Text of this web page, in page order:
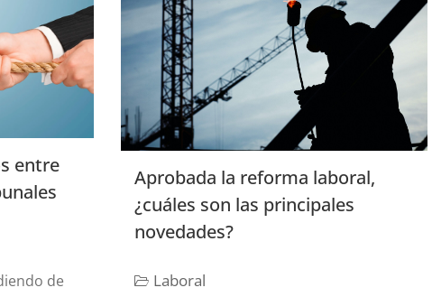
entre
de
Aprobada la reforma laboral,
¿cuáles son las principales
novedades?
Laboral